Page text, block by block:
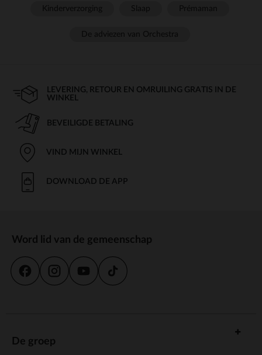
LEVERING, RETOUR EN OMRUILING GRATIS IN DE
WINKEL
BEVEILIGDE BETALING
VIND MIJN WINKEL
DOWNLOAD DE APP
Word lid van de gemeenschap
De groep